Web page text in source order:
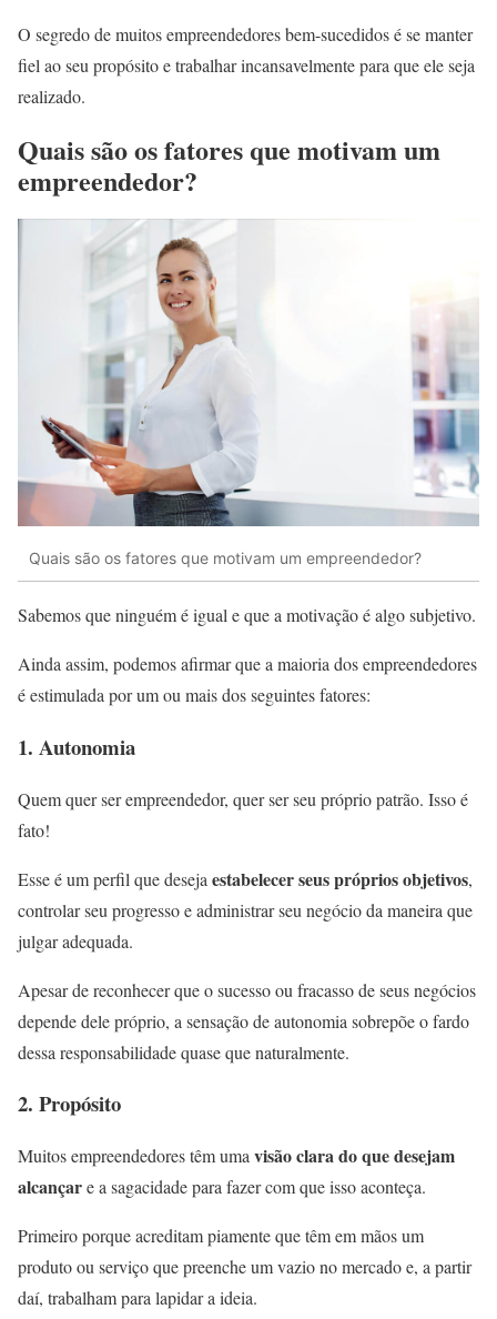
O segredo de muitos empreendedores bem-sucedidos é se manter
fiel ao seu propósito e trabalhar incansavelmente para que ele seja
realizado.
Quais são os fatores que motivam um
empreendedor?
Quais são os fatores que motivam um empreendedor?
Sabemos que ninguém é igual e que a motivação é algo subjetivo.
Ainda assim, podemos afirmar que a maioria dos empreendedores
é estimulada por um ou mais dos seguintes fatores:
1. Autonomia
Quem quer ser empreendedor, quer ser seu próprio patrão. Isso é
fato!
Esse é um perfil que deseja estabelecer seus próprios objetivos,
controlar seu progresso e administrar seu negócio da maneira que
julgar adequada.
Apesar de reconhecer que o sucesso ou fracasso de seus negócios
depende dele próprio, a sensação de autonomia sobrepõe o fardo
dessa responsabilidade quase que naturalmente.
2. Propósito
Muitos empreendedores têm uma visão clara do que desejam
alcançare a sagacidade para fazer com que isso aconteça.
Primeiro porque acreditam piamente que têm em mãos um
produto ou serviço que preenche um vazio no mercado e, a partir
daí, trabalham para lapidar a ideia.